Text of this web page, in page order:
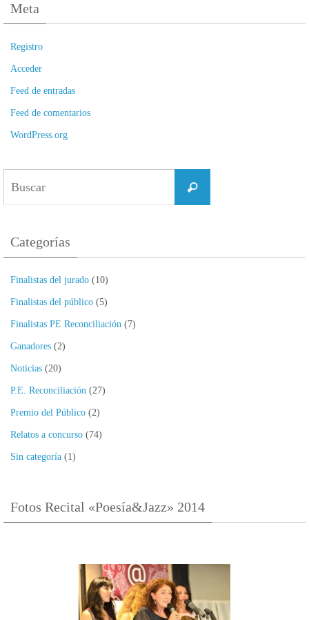
Meta
Registro
Acceder
Feed de entradas
Feed de comentarios
WordPress.org
Buscar
Categorías
Finalistas del jurado (10)
Finalistas del público (5)
Finalistas PE Reconciliación (7)
Ganadores (2)
Noticias (20)
P.E. Reconciliación (27)
Premio del Público (2)
Relatos a concurso (74)
Sin categoría (1)
Fotos Recital «Poesía&Jazz» 2014